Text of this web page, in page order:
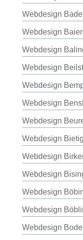
Webdesign
Webdesign
Webdesign
Webdesign
Webdesign
Webdesign
Webdesign
Webdesign
Webdesign
Webdesign
Webdesign
Webdesign
Webdesign